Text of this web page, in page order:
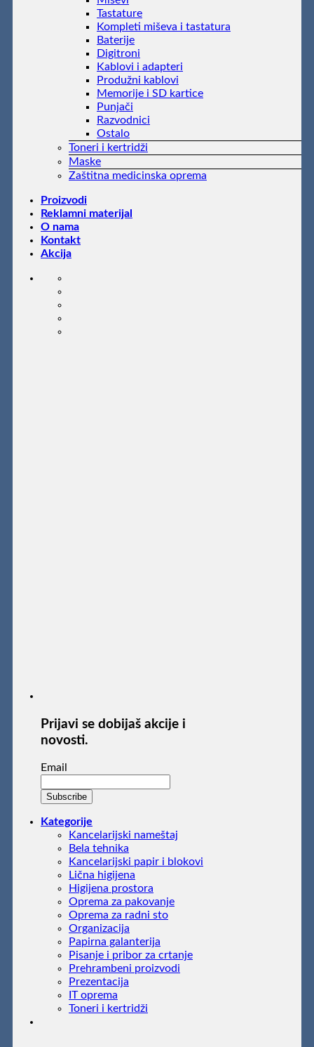
Tastature
Kompleti miševa i tastatura
Baterije
Digitroni
Kablovi i adapteri
Produžni kablovi
Memorije i SD kartice
Punjači
Razvodnici
Ostalo
Toneri i kertridži
Maske
Zaštitna medicinska oprema
Proizvodi
Reklamni materijal
O nama
Kontakt
Akcija
Prijavi se dobijaš akcije i
novosti.
Email
Kategorije
Kancelarijski nameštaj
Bela tehnika
Kancelarijski papir i blokovi
Lična higijena
Higijena prostora
Oprema za pakovanje
Oprema za radni sto
Organizacija
Papirna galanterija
Pisanje i pribor za crtanje
Prehrambeni proizvodi
Prezentacija
IT oprema
Toneri i kertridži